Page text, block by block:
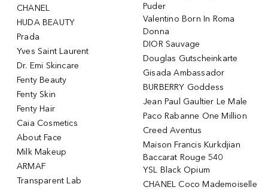
CHANEL
HUDA BEAUTY
Prada
Yves Saint Laurent
Dr. Emi Skincare
Fenty Beauty
Fenty Skin
Fenty Hair
Caia Cosmetics
About Face
Milk Makeup
ARMAF
Transparent Lab
Puder
Valentino Born In Roma
Donna
DIOR Sauvage
Douglas Gutscheinkarte
Gisada Ambassador
BURBERRY Goddess
Jean Paul Gaultier Le Male
Paco Rabanne One Million
Creed Aventus
Maison Francis Kurkdjian
Baccarat Rouge 540
YSL Black Opium
CHANEL Coco Mademoiselle